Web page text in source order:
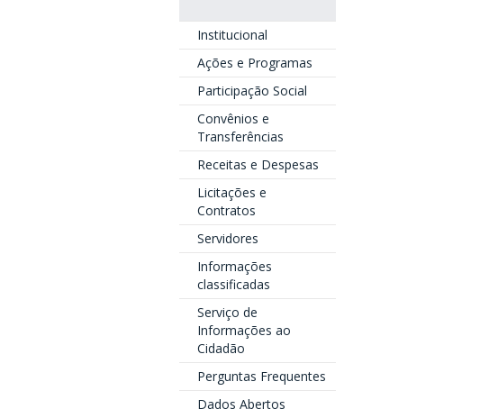
Institucional
Ações e Programas
Participação Social
Convênios e
Transferências
Receitas e Despesas
Licitações e
Contratos
Servidores
Informações
classificadas
Serviço de
Informações ao
Cidadão
Perguntas Frequentes
Dados Abertos